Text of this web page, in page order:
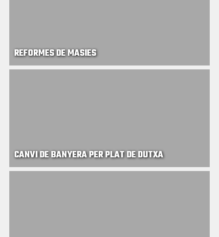
REFORMES DE MASIES
CANVI DE BANYERA PER PLAT DE DUTXA